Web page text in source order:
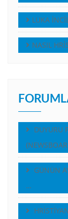
LUKA
NASIL
DUYURU
GÜNÜN
…